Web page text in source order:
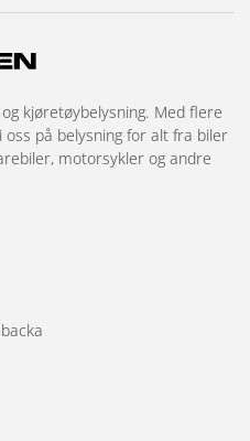
kjøretøybelysning. Med flere
på belysning for alt fra biler
motorsykler og andre